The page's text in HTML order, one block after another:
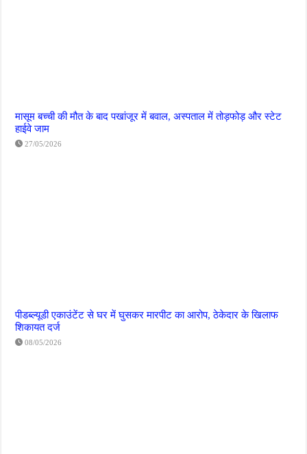
मासूम बच्ची की मौत के बाद पखांजूर में बवाल, अस्पताल में तोड़फोड़ और स्टेट
हाईवे जाम
27/05/2026
पीडब्ल्यूडी एकाउंटेंट से घर में घुसकर मारपीट का आरोप, ठेकेदार के खिलाफ
शिकायत दर्ज
08/05/2026